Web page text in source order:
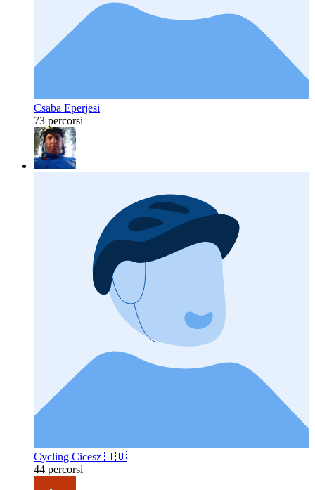
Csaba Eperjesi
73 percorsi
Cycling Cicesz 🇭🇺
44 percorsi